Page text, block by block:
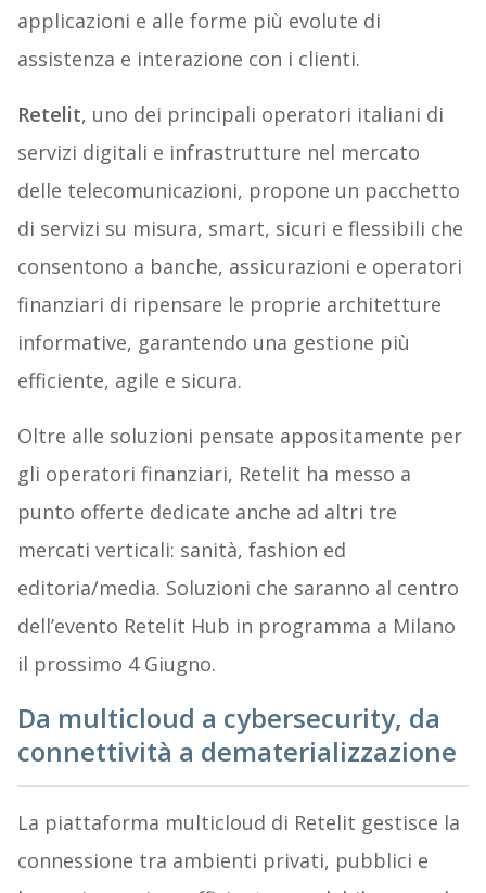
applicazioni e alle forme più evolute di
assistenza e interazione con i clienti.
Retelit, uno dei principali operatori italiani di
servizi digitali e infrastrutture nel mercato
delle telecomunicazioni, propone un pacchetto
di servizi su misura, smart, sicuri e flessibili che
consentono a banche, assicurazioni e operatori
finanziari di ripensare le proprie architetture
informative, garantendo una gestione più
efficiente, agile e sicura.
Oltre alle soluzioni pensate appositamente per
gli operatori finanziari, Retelit ha messo a
punto offerte dedicate anche ad altri tre
mercati verticali: sanità, fashion ed
editoria/media. Soluzioni che saranno al centro
dell’evento Retelit Hub in programma a Milano
il prossimo 4 Giugno.
Da multicloud a cybersecurity, da
connettività a dematerializzazione
La piattaforma multicloud di Retelit gestisce la
connessione tra ambienti privati, pubblici e